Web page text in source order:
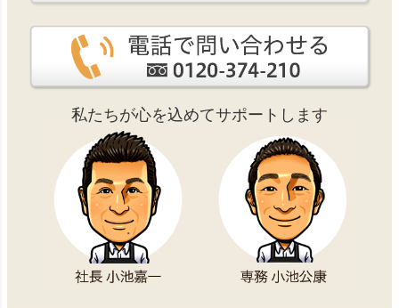
私たちが心を込めてサポートします